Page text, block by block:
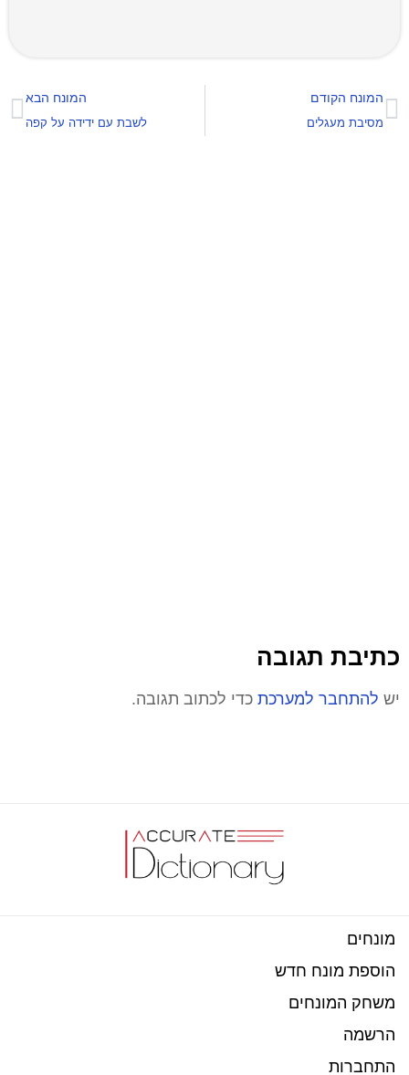
המונח הקודם
מסיבת מעגלים
המונח הבא
לשבת עם ידידה על קפה
כתיבת תגובה
יש להתחבר למערכת כדי לכתוב תגובה.
מונחים
הוספת מונח חדש
משחק המונחים
הרשמה
התחברות